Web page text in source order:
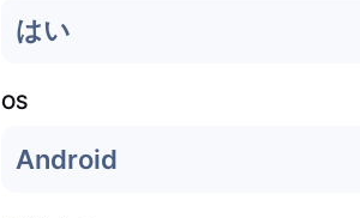
はい
OS
Android